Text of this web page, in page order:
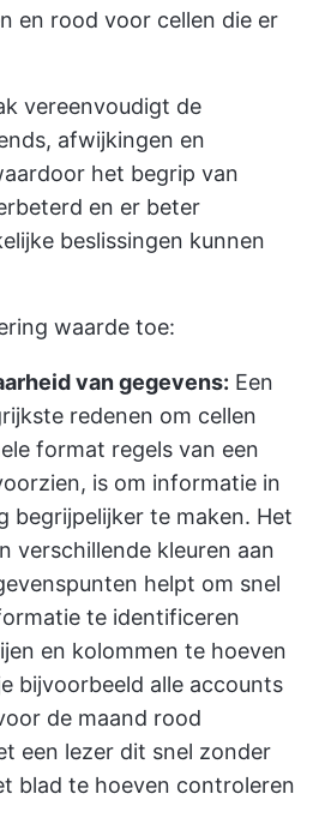
en rood voor cellen die er
vereenvoudigt de
afwijkingen en
het begrip van
en er beter
beslissingen kunnen
waarde toe:
van gegevens: Een
redenen om cellen
format regels van een
is om informatie in
begrijpelijker te maken. Het
verschillende kleuren aan
helpt om snel
te identificeren
en kolommen te hoeven
bijvoorbeeld alle accounts
de maand rood
een lezer dit snel zonder
blad te hoeven controleren